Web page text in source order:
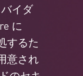
イダ
に
するた
意され